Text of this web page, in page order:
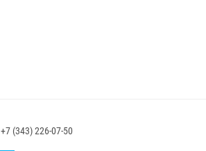
+7 (343) 226-07-50